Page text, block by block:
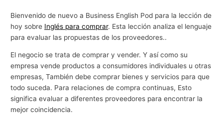
Bienvenido de nuevo a Business English Pod para la lección de
hoy sobre Inglés para comprar. Esta lección analiza el lenguaje
para evaluar las propuestas de los proveedores..
El negocio se trata de comprar y vender. Y así como su
empresa vende productos a consumidores individuales u otras
empresas, También debe comprar bienes y servicios para que
todo suceda. Para relaciones de compra continuas, Esto
significa evaluar a diferentes proveedores para encontrar la
mejor coincidencia.